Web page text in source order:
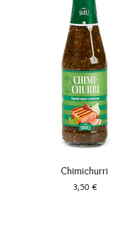
Vista rápida
Chimichurri
Precio
3,50 €